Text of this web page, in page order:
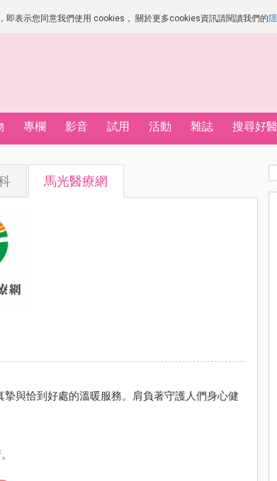
表示您同意我們使用 cookies， 關於更多cookies資訊請閱讀我們的
專欄 影音 試用 活動 雜誌 搜尋好
馬光醫療網
與恰到好處的溫暖服務。肩負著守護人們身心健